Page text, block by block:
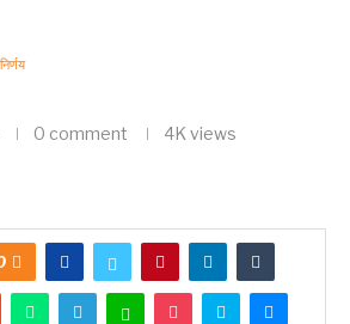
0 comment 4K views